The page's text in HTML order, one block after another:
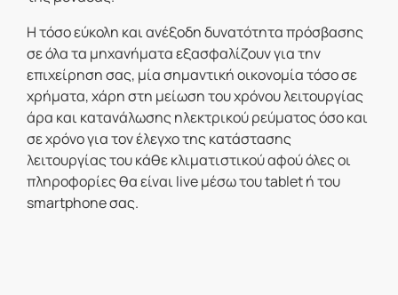
Η τόσο εύκολη και ανέξοδη δυνατότητα πρόσβασης
σε όλα τα μηχανήματα εξασφαλίζουν για την
επιχείρηση σας, μία σημαντική οικονομία τόσο σε
χρήματα, χάρη στη μείωση του χρόνου λειτουργίας
άρα και κατανάλωσης ηλεκτρικού ρεύματος όσο και
σε χρόνο για τον έλεγχο της κατάστασης
λειτουργίας του κάθε κλιματιστικού αφού όλες οι
πληροφορίες θα είναι live μέσω του tablet ή του
smartphone σας.